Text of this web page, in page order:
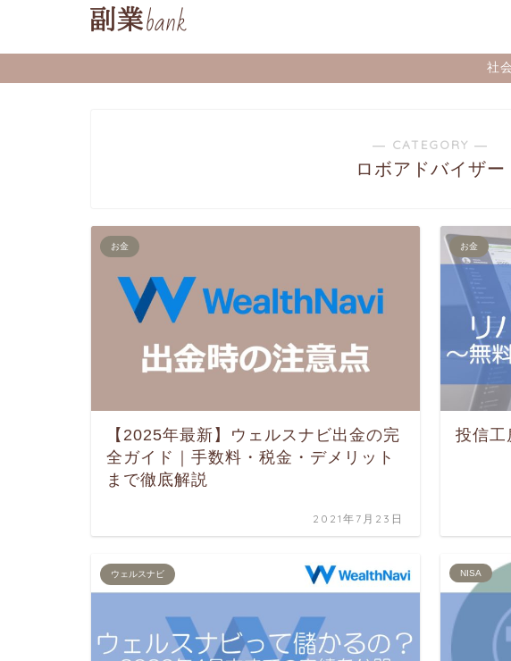
社
― CATEGORY ―
ロボアドバイザー
お金
【2025年最新】ウェルスナビ出金の完
全ガイド｜手数料・税金・デメリット
まで徹底解説
2021年7月23日
お金
投信工
ウェルスナビ NISA